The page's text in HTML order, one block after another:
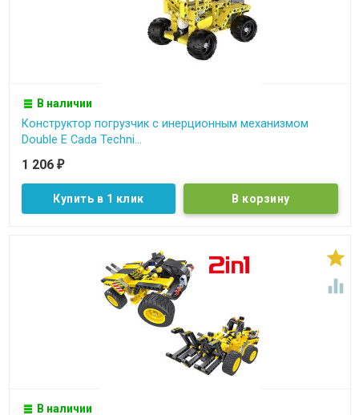
В наличии
Конструктор погрузчик c инерционным механизмом
Double E Cada Techni...
1 206 ₽
Купить в 1 клик


В наличии